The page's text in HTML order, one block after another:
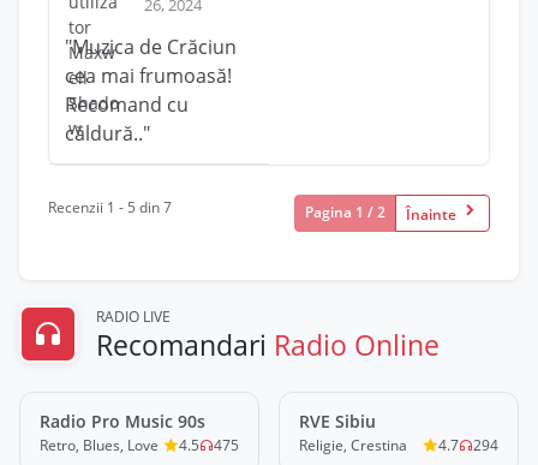
26, 2024
"Muzica de Crăciun
cea mai frumoasă!
Recomand cu
căldură.."
Recenzii 1 - 5 din 7 Pagina 1 / 2 Înainte
RADIO LIVE
Recomandari Radio Online
LIVE
Radio Pro Music 90s
Retro, Blues, Love 4.5 475
LIVE
RVE Sibiu
Religie, Crestina 4.7 294